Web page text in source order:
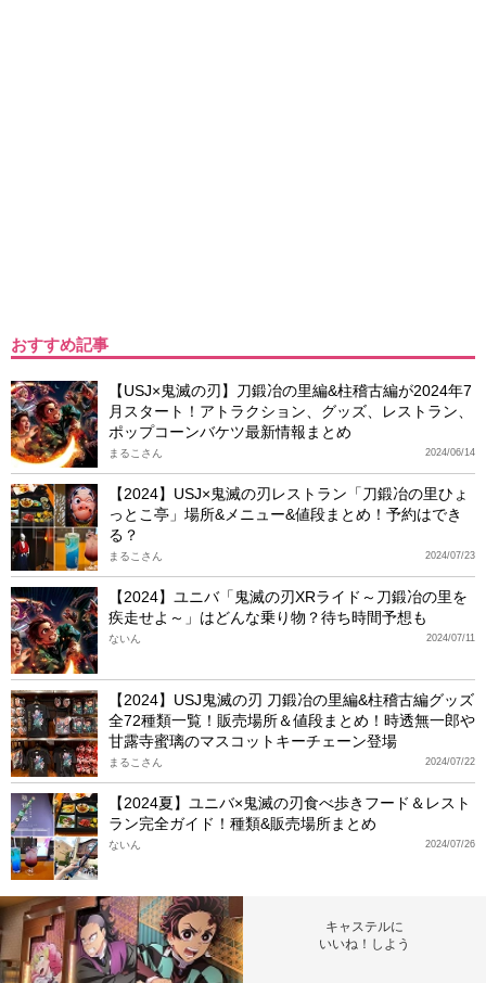
おすすめ記事
【USJ×鬼滅の刃】刀鍛冶の里編&柱稽古編が2024年7
月スタート！アトラクション、グッズ、レストラン、
ポップコーンバケツ最新情報まとめ
2024/06/14
まるこさん
【2024】USJ×鬼滅の刃レストラン「刀鍛冶の里ひょ
っとこ亭」場所&メニュー&値段まとめ！予約はでき
る？
2024/07/23
まるこさん
【2024】ユニバ「鬼滅の刃XRライド～刀鍛冶の里を
疾走せよ～」はどんな乗り物？待ち時間予想も
2024/07/11
ないん
【2024】USJ鬼滅の刃 刀鍛冶の里編&柱稽古編グッズ
全72種類一覧！販売場所＆値段まとめ！時透無一郎や
甘露寺蜜璃のマスコットキーチェーン登場
2024/07/22
まるこさん
【2024夏】ユニバ×鬼滅の刃食べ歩きフード＆レスト
ラン完全ガイド！種類&販売場所まとめ
2024/07/26
ないん
キャステルに
いいね！しよう